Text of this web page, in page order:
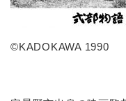
©KADOKAWA 1990